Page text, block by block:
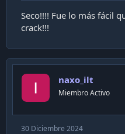
Seco!!!! Fue lo más fácil
crack!!!
naxo_ilt
Miembro Activo
30 Diciembre 2024